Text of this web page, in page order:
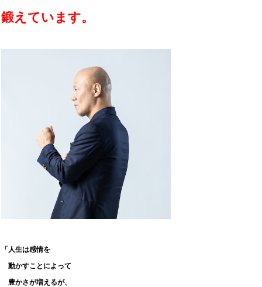
鍛えています。
「人生は感情を
動かすことによって
豊かさが増えるが、